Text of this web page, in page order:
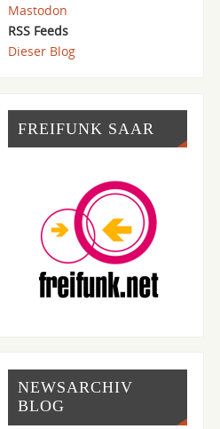
Mastodon
RSS Feeds
Dieser Blog
FREIFUNK SAAR
NEWSARCHIV
BLOG